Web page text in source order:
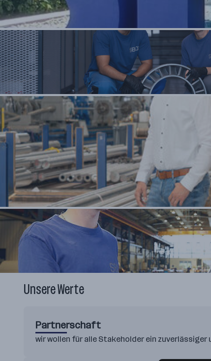
Unsere Werte
Partnerschaft
wir wollen für alle Stakeholder ein